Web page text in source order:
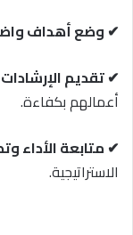
✔ وضع أهداف
✔ تقديم
أعمالهم بكفاءة.
✔ متابعة الأداء
الاستراتيجية.